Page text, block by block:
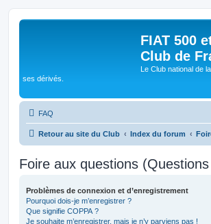
FIAT 500
Club de
Le Club national de
ses dérivés.
FAQ
Retour au site du Club Index du forum
Foire aux questions
Problèmes de connexion et d’enregistrement
Pourquoi dois-je m’enregistrer ?
Que signifie COPPA ?
Je souhaite m’enregistrer, mais je n’y parviens pas !